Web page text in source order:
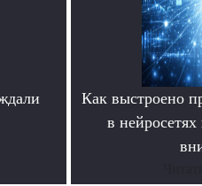
Как выстроено
в